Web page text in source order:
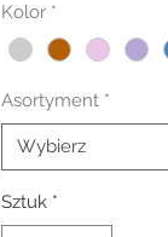
Kolor *
Asortyment *
Wybierz
Sztuk *